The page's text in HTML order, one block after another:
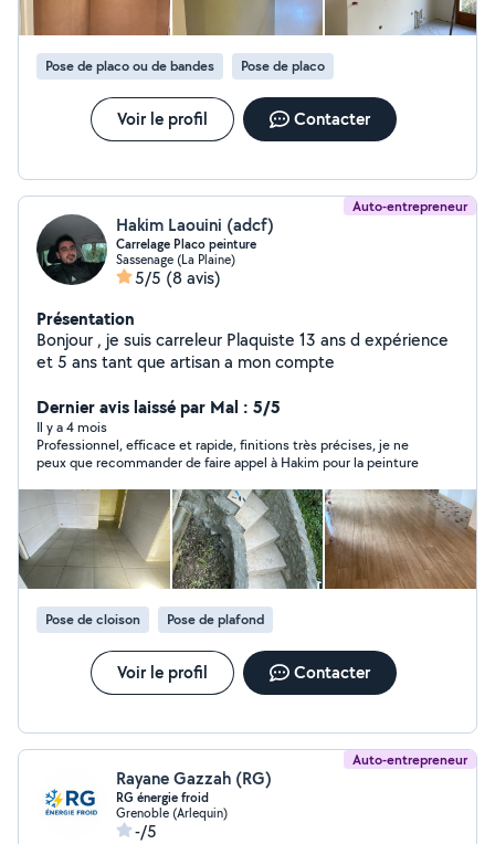
Pose de placo ou de bandes Pose de placo
Voir le profil Contacter
Auto-entrepreneur
Hakim Laouini (adcf)
Carrelage Placo peinture
Sassenage (La Plaine)
5/5 (8 avis)
Présentation
Bonjour , je suis carreleur Plaquiste 13 ans d expérience
et 5 ans tant que artisan a mon compte
Dernier avis laissé par Mal : 5/5
Il y a 4 mois
Professionnel, efficace et rapide, finitions très précises, je ne
peux que recommander de faire appel à Hakim pour la peinture
Pose de cloison Pose de plafond
Voir le profil Contacter
Auto-entrepreneur
Rayane Gazzah (RG)
RG énergie froid
Grenoble (Arlequin)
-/5